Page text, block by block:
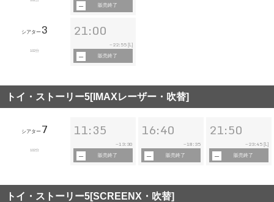
販売終了
シアター 3
102分
21:00
~ 22:55 [L]
販売終了
トイ・ストーリー5[IMAXレーザー・吹替]
シアター 7
102分
11:35
~13:30
販売終了
16:40
~18:35
販売終了
21:50
~ 23:45 [L]
販売終了
トイ・ストーリー5[SCREENX・吹替]